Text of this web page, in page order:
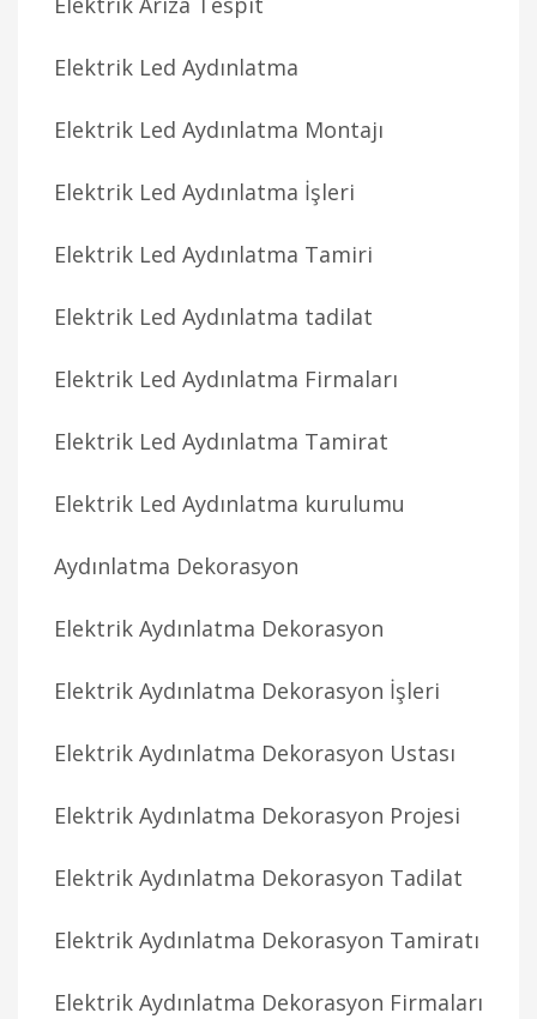
Elektrik Led Aydınlatma
Elektrik Led Aydınlatma Montajı
Elektrik Led Aydınlatma İşleri
Elektrik Led Aydınlatma Tamiri
Elektrik Led Aydınlatma tadilat
Elektrik Led Aydınlatma Firmaları
Elektrik Led Aydınlatma Tamirat
Elektrik Led Aydınlatma kurulumu
Aydınlatma Dekorasyon
Elektrik Aydınlatma Dekorasyon
Elektrik Aydınlatma Dekorasyon İşleri
Elektrik Aydınlatma Dekorasyon Ustası
Elektrik Aydınlatma Dekorasyon Projesi
Elektrik Aydınlatma Dekorasyon Tadilat
Elektrik Aydınlatma Dekorasyon Tamiratı
Elektrik Aydınlatma Dekorasyon Firmaları